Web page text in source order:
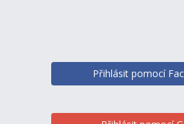
Přihlásit pomocí